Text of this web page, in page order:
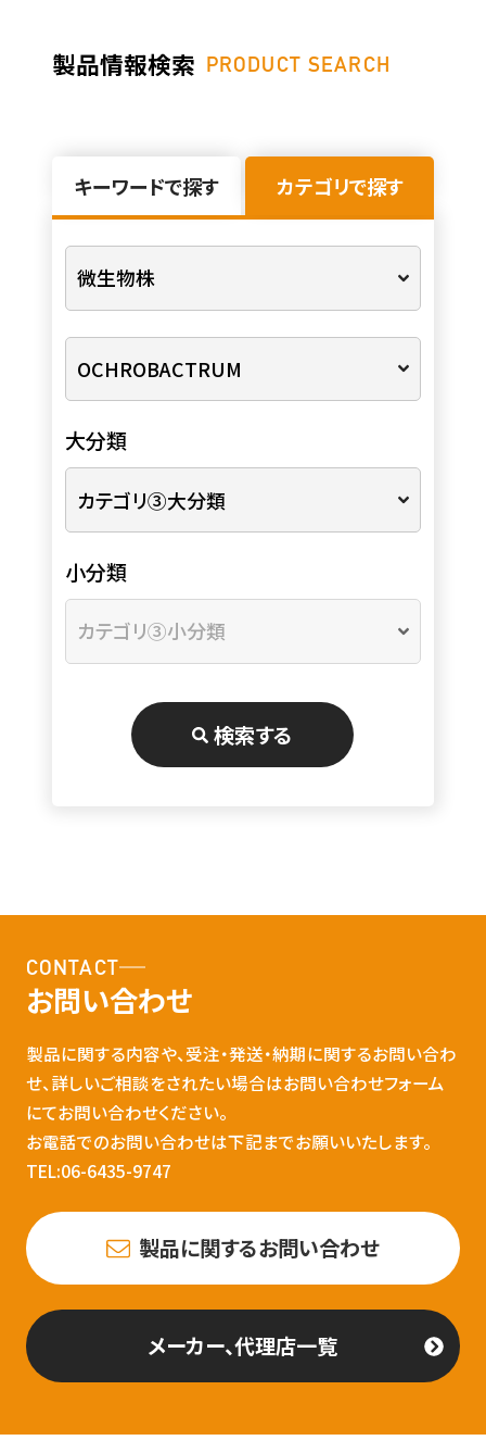
製品情報検索 PRODUCT SEARCH
キーワードで探す カテゴリで探す
大分類
小分類
検索する
CONTACT
お問い合わせ
製品に関する内容や、受注・発送・納期に関するお問い合わ
せ、詳しいご相談をされたい場合はお問い合わせフォーム
にてお問い合わせください。
お電話でのお問い合わせは下記までお願いいたします。
TEL:06-6435-9747
製品に関するお問い合わせ
メーカー、代理店一覧